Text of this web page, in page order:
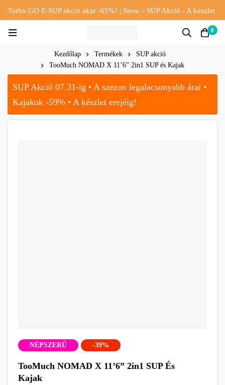
Turbo GO E-SUP akció akár -65%! | Siess – SUP Akció - A készlet
0
Kezdőlap Termékek
SUP akció
TooMuch NOMAD X 11’6” 2in1 SUP és Kajak
SUP Akció 07.31-ig • A szezon legalacsonyabb árai •
Kajakok -59% • A készlet erejéig!
NÉPSZERŰ -39%
TooMuch NOMAD X 11’6” 2in1 SUP És
Kajak